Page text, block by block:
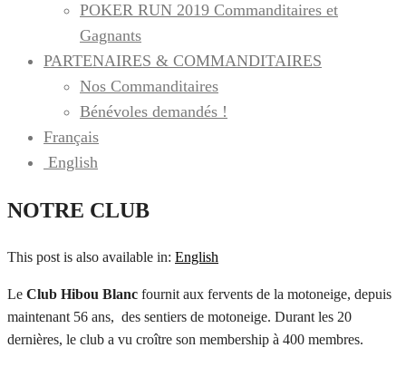
POKER RUN 2019 Commanditaires et
Gagnants
PARTENAIRES & COMMANDITAIRES
Nos Commanditaires
Bénévoles demandés !
Français
English
NOTRE CLUB
This post is also available in: English
Le Club Hibou Blanc fournit aux fervents de la motoneige, depuis
maintenant 56 ans, des sentiers de motoneige. Durant les 20
dernières, le club a vu croître son membership à 400 membres.